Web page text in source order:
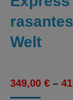
Welt
349,00 € –